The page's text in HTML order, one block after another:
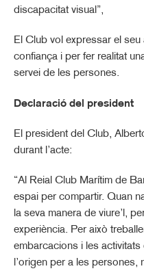
discapacitat visual”,
El Club vol expressar el
confiança i per fer realitat
servei de les persones.
Declaració del president
El president del Club,
durant l’acte:
“Al Reial Club Marítim de
espai per compartir. Quan
la seva manera de viure’l,
experiència. Per això
embarcacions i les
l’origen per a les